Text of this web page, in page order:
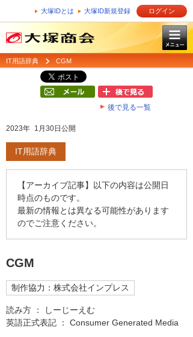
大塚IDとは 大塚ID新規登録 ログイン
IT用語辞典 CGM
後で見る一覧
2023年 1月30日公開
IT用語辞典
【アーカイブ記事】以下の内容は公開日
時点のものです。
最新の情報とは異なる可能性があります
のでご注意ください。
CGM
制作協力：株式会社インプレス
読み方 ： しーじーえむ
英語正式表記 ： Consumer Generated Media